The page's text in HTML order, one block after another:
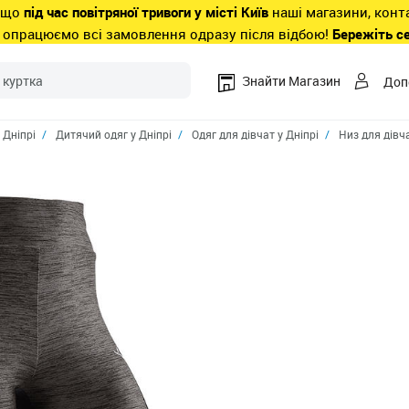
що під час повітряної тривоги у місті Київ наші магазини,
всі замовлення одразу після відбою! Бережіть
Знайти Магазин
Дитячий одяг у Дніпрі Одяг для дівчат у Дніпрі Низ для